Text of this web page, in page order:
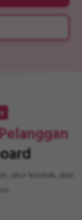
atur kontak, dan